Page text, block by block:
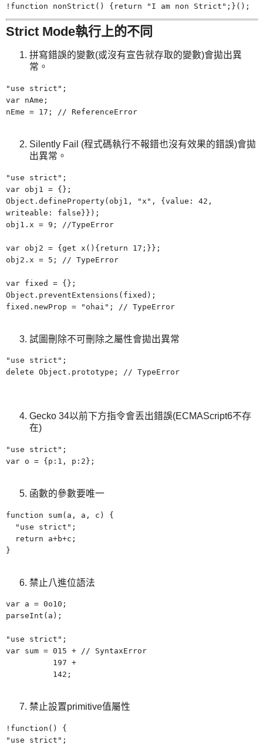
!function nonStrict() {return " I am non Strict";}();
Strict Mode執行上的不同
拼寫錯誤的變數(或沒有宣告就存取的變數)會拋出異
常。
"use strict";
var nAme;
nEme = 17; // ReferenceError
Silently Fail (程式碼執行不報錯也沒有效果的錯誤)會拋
出異常。
"use strict";
var obj1 = {};
Object.defineProperty(obj1,
" x", {value: 42,
writeable: false}});
obj1.x = 9; //TypeError
var obj2 = {get x(){return 17;}};
obj2.x = 5; // TypeError
var fixed = {};
Object.preventExtensions(fixed);
fixed.newProp =
" ohai"; // TypeError
試圖刪除不可刪除之屬性會拋出異常
"use strict";
delete Object.prototype; // TypeError
Gecko 34以前下方指令會丟出錯誤(ECMAScript6不存
在)
"use strict";
var o = {p:1, p:2};
函數的參數要唯一
function sum(a, a, c) {
" use strict";
return a+b+c;
}
禁止八進位語法
var a = 0o10;
parseInt(a);
"use strict";
var sum = 015 + // SyntaxError
197 +
142;
禁止設置primitive值屬性
!function() {
"use strict";